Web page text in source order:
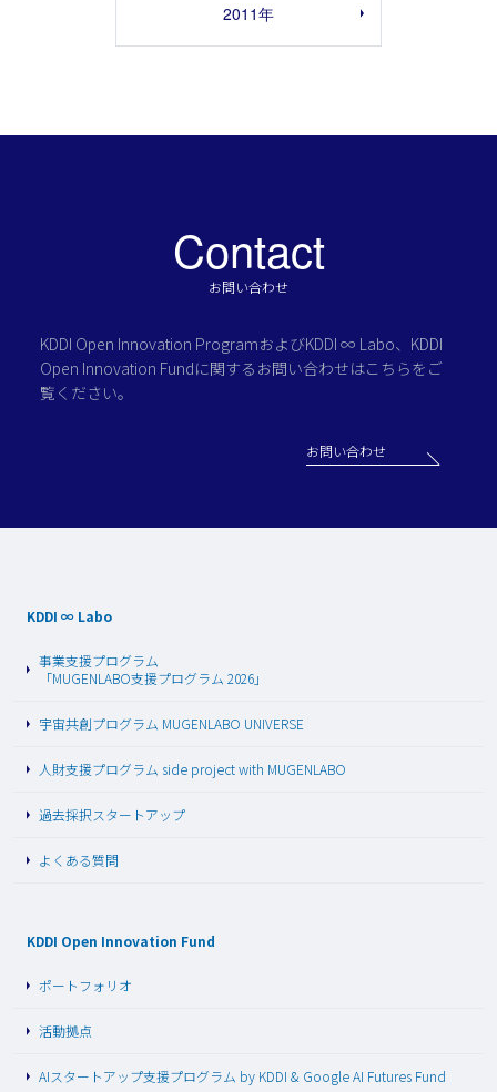
2011年
Contact
お問い合わせ
KDDI Open Innovation ProgramおよびKDDI ∞ Labo、KDDI
Open Innovation Fundに関する お問い合わせはこちらをご
覧ください。
お問い合わせ
KDDI ∞ Labo
事業支援プログラム
「MUGENLABO支援プログラム 2026」
宇宙共創プログラム MUGENLABO UNIVERSE
人財支援プログラム side project with MUGENLABO
過去採択スタートアップ
よくある質問
KDDI Open Innovation Fund
ポートフォリオ
活動拠点
AIスタートアップ支援プログラム by KDDI & Google AI Futures Fund